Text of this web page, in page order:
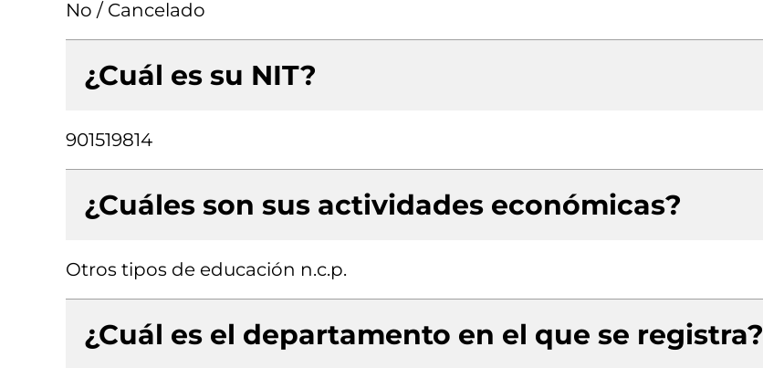
No / Cancelado
¿Cuál es su NIT?
901519814
¿Cuáles son sus actividades económicas?
Otros tipos de educación n.c.p.
¿Cuál es el departamento en el que se registra?